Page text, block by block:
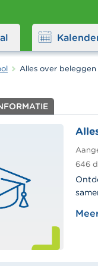
Alles over beleggen
646